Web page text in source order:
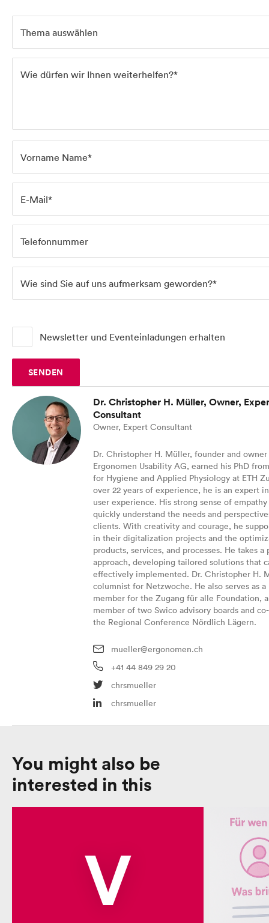
Thema auswählen
Wie dürfen wir Ihnen weiterhelfen?*
Vorname Name*
E-Mail*
Telefonnummer
Wie sind Sie auf uns aufmerksam geworden?*
Newsletter und Eventeinladungen erhalten
SENDEN
Dr. Christopher H. Müller, Owner,
Consultant
Owner, Expert Consultant
Dr. Christopher H. Müller, founder and
Ergonomen Usability AG, earned his PhD
for Hygiene and Applied Physiology at ETH
over 22 years of experience, he is an expert
user experience. His strong sense of
quickly understand the needs and
clients. With creativity and courage, he
in their digitalization projects and the
products, services, and processes. He takes a
approach, developing tailored solutions that
effectively implemented. Dr. Christopher H.
columnist for Netzwoche. He also serves as a
member for the Zugang für alle Foundation,
member of two Swico advisory boards and
the Regional Conference Nördlich Lägern.
mueller@ergonomen.ch
+41 44 849 29 20
chrsmueller
chrsmueller
You might also be
interested in this
V
Services
Projects
About us
Blog
UX Campus